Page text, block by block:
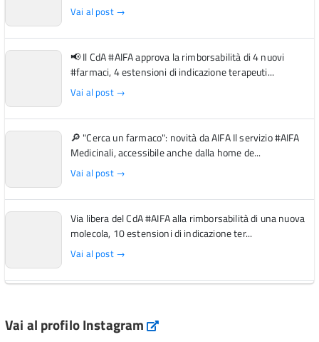
Vai al post →
📢 Il CdA #AIFA approva la rimborsabilità di 4 nuovi
#farmaci, 4 estensioni di indicazione terapeuti...
Vai al post →
🔎 "Cerca un farmaco": novità da AIFA Il servizio #AIFA
Medicinali, accessibile anche dalla home de...
Vai al post →
Via libera del CdA #AIFA alla rimborsabilità di una nuova
molecola, 10 estensioni di indicazione ter...
Vai al post →
Vai al post →
Vai al profilo Instagram Instagram